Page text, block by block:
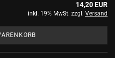
14,20 EUR
inkl. 19% MwSt. zzgl. Versand